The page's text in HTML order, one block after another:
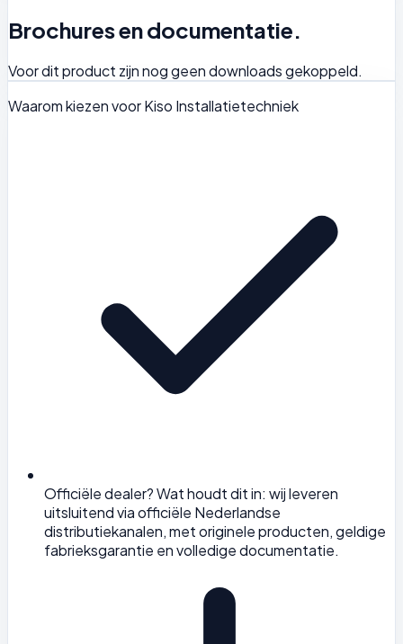
Brochures en documentatie.
Voor dit product zijn nog geen downloads gekoppeld.
Waarom kiezen voor Kiso Installatietechniek
Officiële dealer? Wat houdt dit in: wij leveren
uitsluitend via officiële Nederlandse
distributiekanalen, met originele producten, geldige
fabrieksgarantie en volledige documentatie.